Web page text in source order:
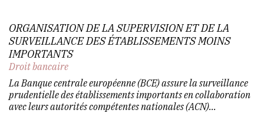
ORGANISATION DE LA SUPERVISION ET DE LA
SURVEILLANCE DES ÉTABLISSEMENTS MOINS
IMPORTANTS
Droit bancaire
La Banque centrale européenne (BCE) assure la surveillance
prudentielle des établissements importants en collaboration
avec leurs autorités compétentes nationales (ACN)...